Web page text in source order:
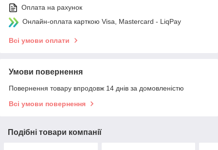
Оплата на рахунок
Онлайн-оплата карткою Visa, Mastercard - LiqPay
Всі умови оплати
Умови повернення
Повернення товару впродовж 14 днів за домовленістю
Всі умови повернення
Подібні товари компанії